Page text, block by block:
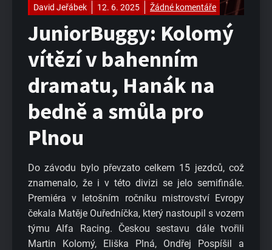
David Jeřábek 12. 6. 2025 Žádné komentáře
JuniorBuggy: Kolomý
vítězí v bahenním
dramatu, Hanák na
bedně a smůla pro
Plnou
Do závodu bylo převzato celkem 15 jezdců, což
znamenalo, že i v této divizi se jelo semifinále.
Premiéra v letošním ročníku mistrovství Evropy
čekala Matěje Ouředníčka, který nastoupil s vozem
týmu Alfa Racing. Českou sestavu dále tvořili
Martin Kolomý, Eliška Plná, Ondřej Pospíšil a